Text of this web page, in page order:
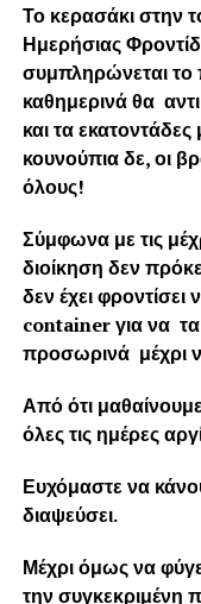
Το κερασάκι στην
Ημερήσιας
συμπληρώνεται
καθημερινά θα
και τα εκατοντάδες
κουνούπια δε, οι
όλους!
Σύμφωνα με τις
διοίκηση δεν
δεν έχει φροντίσει
container για να
προσωρινά μέχρι
Από ότι
όλες τις ημέρες
Ευχόμαστε να
διαψεύσει.
Μέχρι όμως να
την συγκεκριμένη